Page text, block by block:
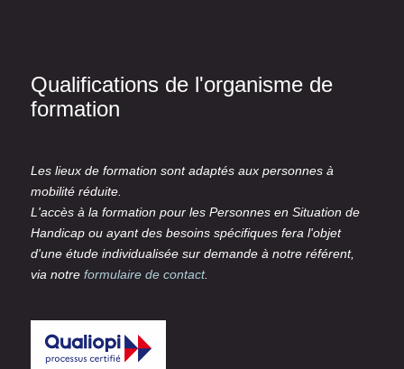
Qualifications de l'organisme de
formation
Les lieux de formation sont adaptés aux personnes à
mobilité réduite.
L'accès à la formation pour les Personnes en Situation de
Handicap ou ayant des besoins spécifiques fera l'objet
d'une étude individualisée sur demande à notre référent,
via notre formulaire de contact.